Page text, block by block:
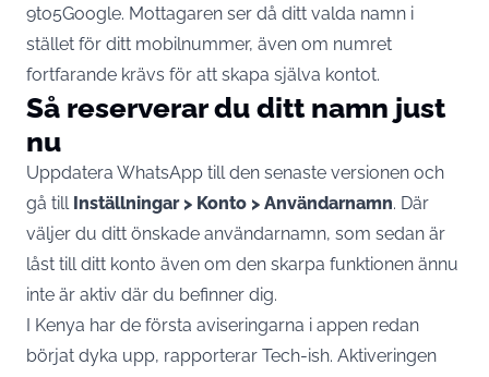
9to5Google. Mottagaren ser då ditt valda namn i
stället för ditt mobilnummer, även om numret
fortfarande krävs för att skapa själva kontot.
Så reserverar du ditt namn just
nu
Uppdatera WhatsApp till den senaste versionen och
gå till Inställningar > Konto > Användarnamn. Där
väljer du ditt önskade användarnamn, som sedan är
låst till ditt konto även om den skarpa funktionen ännu
inte är aktiv där du befinner dig.
I Kenya har de första aviseringarna i appen redan
börjat dyka upp, rapporterar Tech-ish. Aktiveringen